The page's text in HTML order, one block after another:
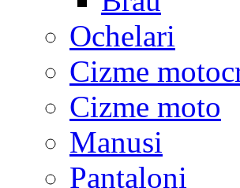
Ochelari
Cizme
Cizme moto
Manusi
Pantaloni